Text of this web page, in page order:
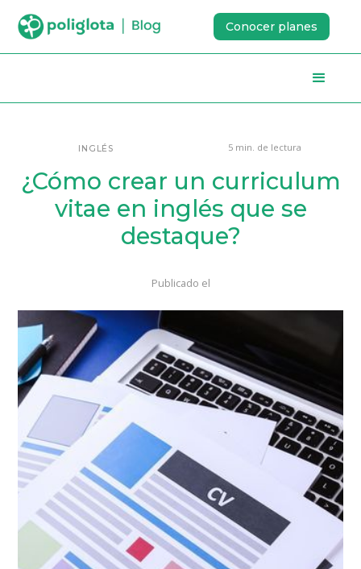
Conocer planes
INGLÉS 5 min. de lectura
¿Cómo crear un curriculum
vitae en inglés que se
destaque?
Publicado el